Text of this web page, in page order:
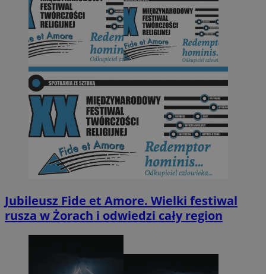
Jubileusz Fide et Amore. Wielki festiwal
rusza w Żorach i odwiedzi cały region